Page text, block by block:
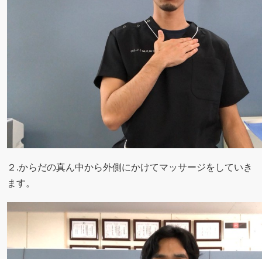
２.からだの真ん中から外側にかけてマッサージをしていき
ます。